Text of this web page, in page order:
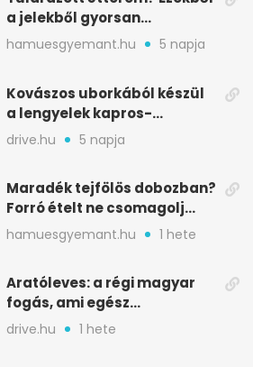
a jelekből gyorsan
észreveheted
hamuesgyemant.hu 5 napja
Kovászos uborkából készül
a lengyelek kapros-
savanykás levese
drive.hu 5 napja
Maradék tejfölös dobozban?
Forró ételt ne csomagolj
ilyen tégelybe
hamuesgyemant.hu 1 hete
Aratóleves: a régi magyar
fogás, ami egész
csapatokat jóllakatott
drive.hu 1 hete